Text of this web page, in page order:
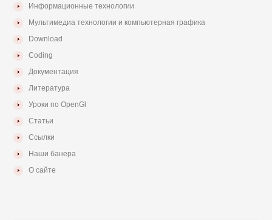
Информационные технологии
Мультимедиа технологии и компьютерная графика
Download
Coding
Документация
Литература
Уроки по OpenGl
Статьи
Ссылки
Наши банера
О сайте